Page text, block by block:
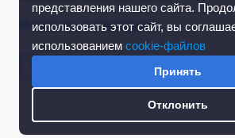
представления нашего сайта.
использовать этот сайт, вы
использованием cookie-файлов
Принять
Отклонить
Написать в редакцию